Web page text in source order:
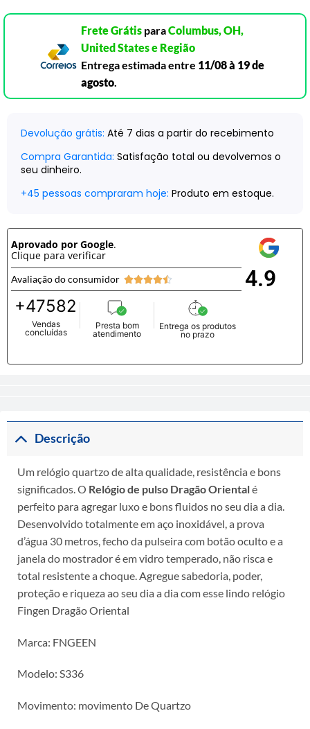
Frete Grátis paraColumbus, OH,
United States e Região
Entrega estimada entre 11/08 à 19 de
agosto.
Devolução grátis: Até 7 dias a partir do recebimento
Compra Garantida: Satisfação total ou devolvemos o
seu dinheiro.
+45 pessoas compraram hoje: Produto em estoque.
Aprovado por Google.
Clique para verificar
Avaliação do consumidor 
+47582
Vendas
concluídas
Presta bom
atendimento
Entrega os produtos
no prazo
4.9
Descrição
Um relógio quartzo de alta qualidade, resistência e bons
significados. O Relógio de pulso Dragão Orientalé
perfeito para agregar luxo e bons fluidos no seu dia a dia.
Desenvolvido totalmente em aço inoxidável, a prova
d’água 30 metros, fecho da pulseira com botão oculto e a
janela do mostrador é em vidro temperado, não risca e
total resistente a choque. Agregue sabedoria, poder,
proteção e riqueza ao seu dia a dia com esse lindo relógio
Fingen Dragão Oriental
Marca: FNGEEN
Modelo: S336
Movimento: movimento De Quartzo